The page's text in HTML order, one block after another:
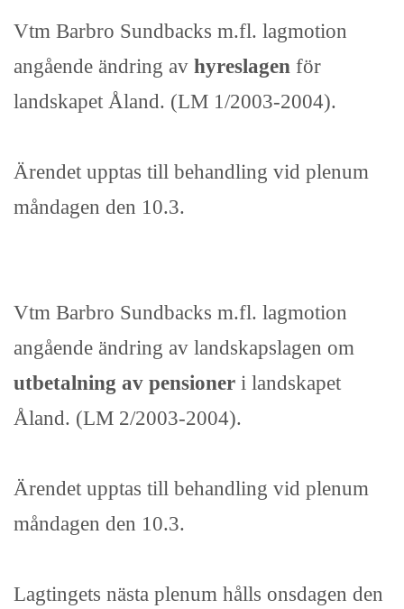
Vtm Barbro Sundbacks m.fl. lagmotion
angående ändring av hyreslagen för
landskapet Åland. (LM 1/2003-2004).
Ärendet upptas till behandling vid plenum
måndagen den 10.3.
Vtm Barbro Sundbacks m.fl. lagmotion
angående ändring av landskapslagen om
utbetalning av pensioner i landskapet
Åland. (LM 2/2003-2004).
Ärendet upptas till behandling vid plenum
måndagen den 10.3.
Lagtingets nästa plenum hålls onsdagen den